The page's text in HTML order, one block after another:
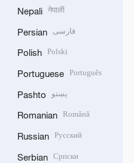
Nepali नेपाली
Persian فارسی
Polish Polski
Portuguese Português
Pashto پښتو
Romanian Română
Russian Русский
Serbian Српски